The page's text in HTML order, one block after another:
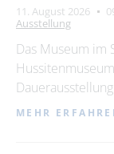
11. August 2026
Ausstellung
Das Museum im
MEHR